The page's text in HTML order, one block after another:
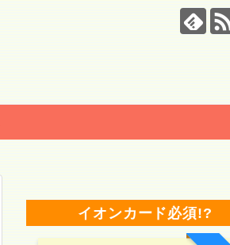
イオンカード必須!?